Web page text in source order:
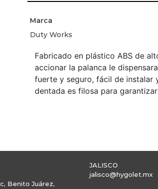
Marca
Duty Works
Fabricado en plástico ABS de
accionar la palanca le
fuerte y seguro, fácil de instalar
dentada es filosa para
Benito Juárez,
JALISCO
jalisco@hygolet.mx